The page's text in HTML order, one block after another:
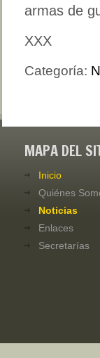
armas de
XXX
Categoría:
MAPA DEL
Inicio
Quiénes
Noticias
Enlaces
Secretarías